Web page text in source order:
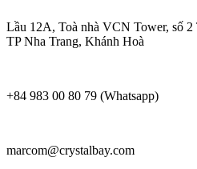
Lầu 12A, Toà nhà VCN Tower, số
TP Nha Trang, Khánh Hoà
+84 983 00 80 79 (Whatsapp)
marcom@crystalbay.com